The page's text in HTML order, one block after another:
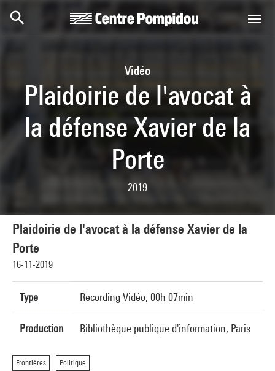
Vidéo
Plaidoirie de l'avocat à
la défense Xavier de la
Porte
2019
Plaidoirie de l'avocat à la défense Xavier de la
Porte
16-11-2019
Type Recording Vidéo, 00h 07min
Production Bibliothèque publique d'information, Paris
Frontières Politique